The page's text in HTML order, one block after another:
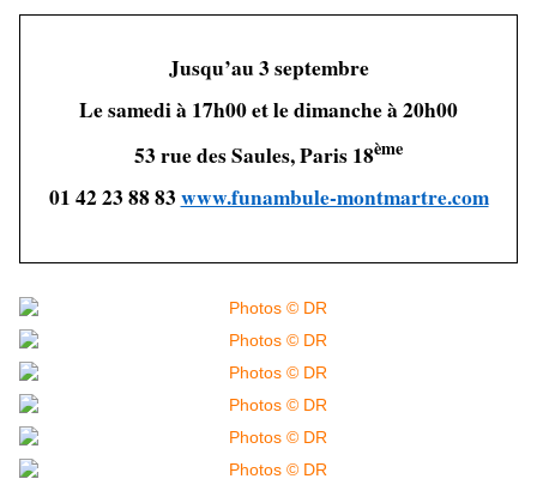
Jusqu’au 3 septembre
Le samedi à 17h00 et le dimanche à 20h00
53 rue des Saules, Paris 18ème
01 42 23 88 83 www.funambule-montmartre.com